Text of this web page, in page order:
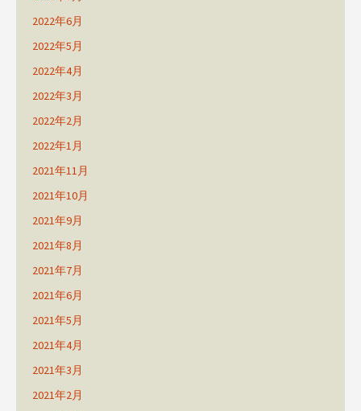
2022年6月
2022年5月
2022年4月
2022年3月
2022年2月
2022年1月
2021年11月
2021年10月
2021年9月
2021年8月
2021年7月
2021年6月
2021年5月
2021年4月
2021年3月
2021年2月